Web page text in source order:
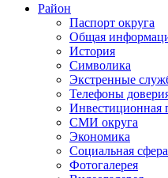
Район
Паспорт округа
Общая
История
Символика
Экстренные
Телефоны
Инвестиционная
СМИ округа
Экономика
Социальная сфера
Фотогалерея